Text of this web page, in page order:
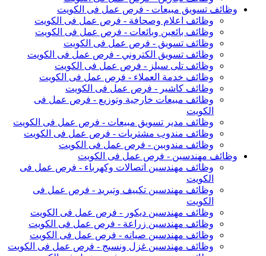
وظائف تسويق مبيعات - فرص عمل فى الكويت
وظائف اعلام وصحافة - فرص عمل فى الكويت
وظائف بائعين وبائعات - فرص عمل فى الكويت
وظائف تسويق - فرص عمل فى الكويت
وظائف تسويق الكتروني - فرص عمل فى الكويت
وظائف تلى سيلز - فرص عمل فى الكويت
وظائف خدمة العملاء - فرص عمل فى الكويت
وظائف كاشير - فرص عمل فى الكويت
وظائف مبيعات خارجية وتوزيع - فرص عمل فى
الكويت
وظائف مدير تسويق مبيعات - فرص عمل فى الكويت
وظائف مندوب مشتريات - فرص عمل فى الكويت
وظائف مندوبين - فرص عمل فى الكويت
وظائف مهندسين - فرص عمل فى الكويت
وظائف مهندسين اتصالات وكهرباء - فرص عمل فى
الكويت
وظائف مهندسين تكييف وتبريد - فرص عمل فى
الكويت
وظائف مهندسين ديكور - فرص عمل فى الكويت
وظائف مهندسين زراعة - فرص عمل فى الكويت
وظائف مهندسين صيانه - فرص عمل فى الكويت
وظائف مهندسين غزل ونسيج - فرص عمل فى الكويت